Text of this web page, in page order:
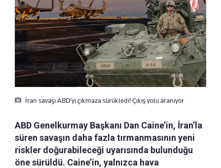
İran savaşı ABD’yi çıkmaza sürükledi! Çıkış yolu aranıyor
ABD Genelkurmay Başkanı Dan Caine’in, İran’la
süren savaşın daha fazla tırmanmasının yeni
riskler doğurabileceği uyarısında bulunduğu
öne sürüldü. Caine’in, yalnızca hava